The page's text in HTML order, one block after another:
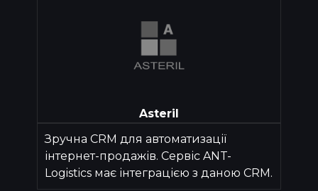
Asteril
Зручна CRM для автоматизації
інтернет-продажів. Cервіс ANT-
Logistics має інтеграцією з даною CRM.